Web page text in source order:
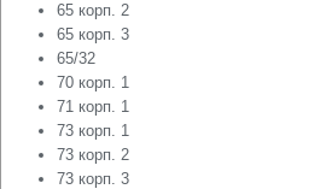
65 корп. 2
65 корп. 3
65/32
70 корп. 1
71 корп. 1
73 корп. 1
73 корп. 2
73 корп. 3